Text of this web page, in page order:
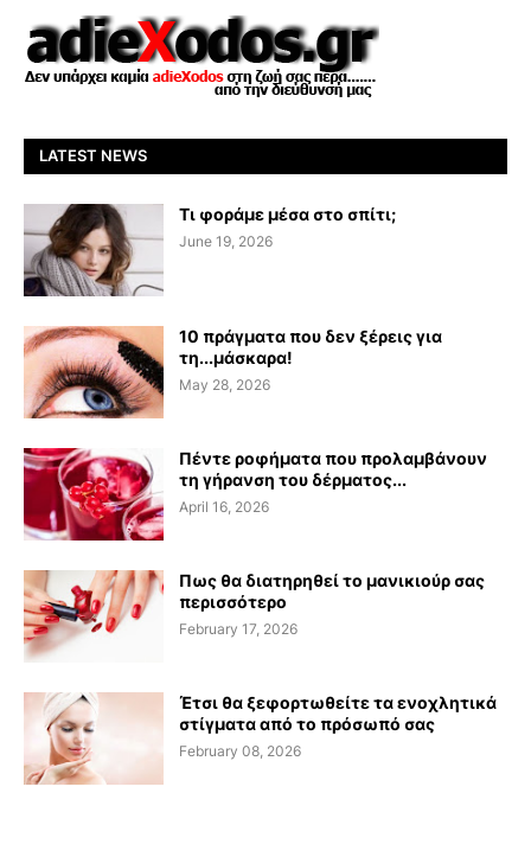
LATEST NEWS
Τι φοράμε μέσα στο σπίτι;
June 19, 2026
10 πράγματα που δεν ξέρεις για
τη...μάσκαρα!
May 28, 2026
Πέντε ροφήματα που προλαμβάνουν
τη γήρανση του δέρματος...
April 16, 2026
Πως θα διατηρηθεί το μανικιούρ σας
περισσότερο
February 17, 2026
Έτσι θα ξεφορτωθείτε τα ενοχλητικά
στίγματα από το πρόσωπό σας
February 08, 2026